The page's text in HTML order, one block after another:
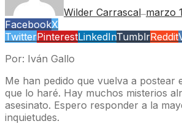
Wilder Carrascal—marzo
FacebookX
TwitterPinterestLinkedInTumblrReddit
Por: Iván Gallo
Me han pedido que vuelva a postear
que lo haré. Hay muchos misterios
asesinato. Espero responder a la
inquietudes.